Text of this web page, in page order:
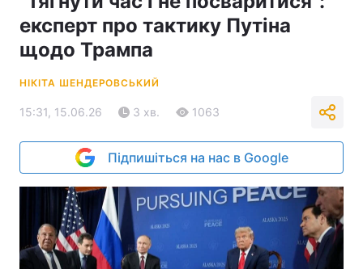
експерт про тактику Путіна
щодо Трампа
НІКІТА ШЕНДЕРОВСЬКИЙ
15:31, 15.06.26 3 хв. 1063
Підпишіться на нас в Google